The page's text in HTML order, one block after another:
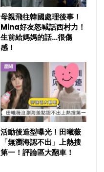
母親飛往韓國處理後事！
Mina好友怒喊話西村力！
生前給媽媽的話…很傷
感！
星聞
活動後造型曝光！田曦薇
「無瀏海認不出」上熱搜
第一！評論區大翻車！